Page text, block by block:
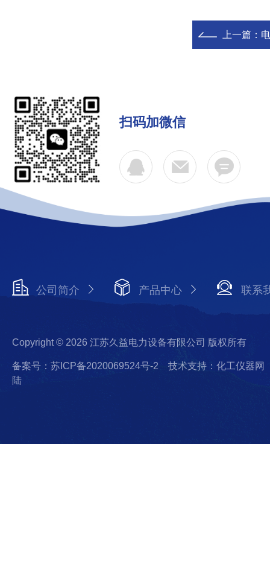
上一篇：
扫码加微信
公司简介 产品中心 联系
Copyright © 2026 江苏久益电力设备有限公司 版权所有
备案号：苏ICP备2020069524号-2
技术支持：化工仪器网
陆